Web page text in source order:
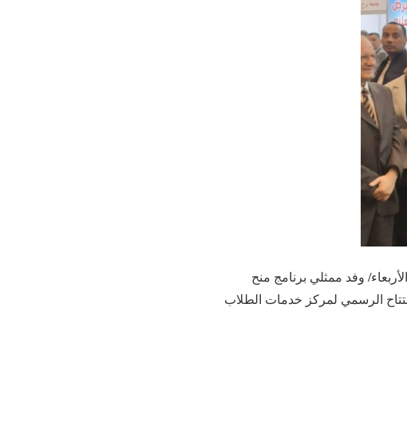
الأربعاء/ وفد ممثلي برنامج منح
الرسمي لمركز خدمات الطلاب